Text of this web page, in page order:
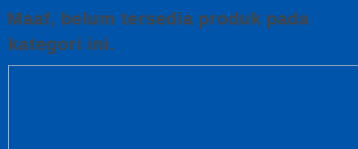
Maaf, belum tersedia produk pada
kategori ini.